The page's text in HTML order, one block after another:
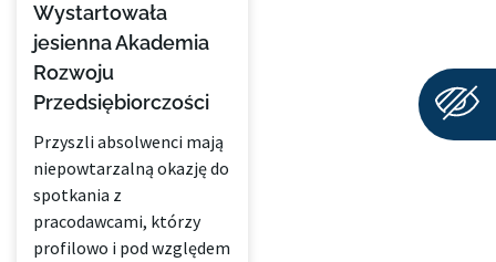
Wystartowała
jesienna Akademia
Rozwoju
Przedsiębiorczości
Przyszli absolwenci mają
niepowtarzalną okazję do
spotkania z
pracodawcami, którzy
profilowo i pod względem